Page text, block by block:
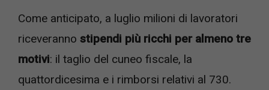
Come anticipato, a luglio milioni di lavoratori
riceveranno stipendi più ricchi per almeno tre
motivi: il taglio del cuneo fiscale, la
quattordicesima e i rimborsi relativi al 730.